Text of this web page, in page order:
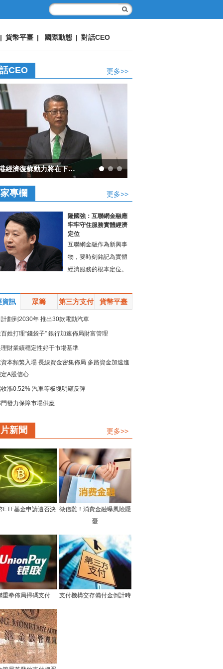
| 貨幣平臺 | 國際動態 | 對話CEO
CEO 更多>>
數據洞見世界
專欄 更多>>
隆國強：互聯網金融應
牢牢守住服務實體經濟
定位
互聯網金融作為新興事
物，要時刻銘記為實體
經濟服務的根本定位。
資訊 眾籌 第三方支付 貨幣平臺
劃到2030年 推出30款電動汽車
姓打理“錢袋子” 銀行加速佈局財富管理
財業績穩定性好于市場基準
資本頻繁入場 長線資金密集佈局 多路資金加速進
A股信心
漲0.52% 汽車等板塊明顯反彈
門發力保障市場供應
強鏈承壓而上 疏堵點解難點 保供穩産精準發力
新聞 更多>>
ETF基金申請遭否決 徵信難！消費金融曝風險隱
憂
重拳佈局掃碼支付 支付機構交存備付金倒計時